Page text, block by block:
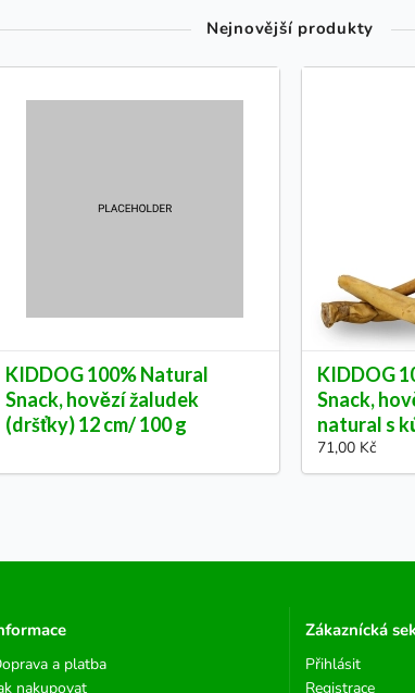
Nejnovější produkty
KIDDOG 100% Natural
Snack, hovězí žaludek
(dršťky) 12 cm/ 100 g
KIDDOG
Snack,
natural s
71,00 Kč
a platba
nakupovat
Zákaznícká
Přihlásit
Registrace